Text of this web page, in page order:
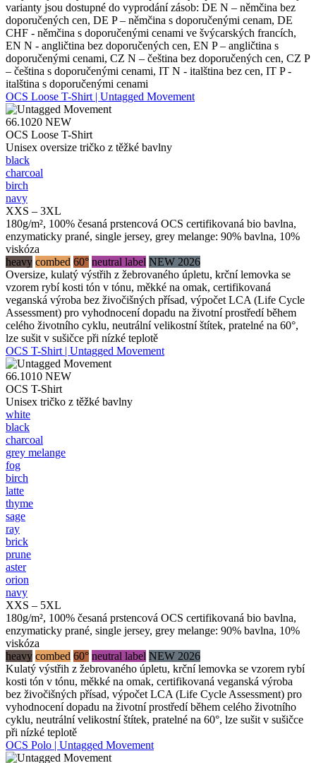
varianty jsou dostupné do vyprodání zásob: DE N – němčina bez
doporučených cen, DE P – němčina s doporučenými cenam, DE
CHF - němčina s doporučenými cenami ve švýcarských francích,
EN N - angličtina bez doporučených cen, EN P – angličtina s
doporučenými cenami, CZ N – čeština bez doporučených cen, CZ P
– čeština s doporučenými cenami, IT N - italština bez cen, IT P -
italština s doporučenými cenami
OCS Loose T-Shirt | Untagged Movement
66.1020 NEW
OCS Loose T-Shirt
Unisex oversize tričko z těžké bavlny
black
charcoal
birch
navy
XXS – 3XL
180g/m², 100% česaná prstencová OCS certifikovaná bio bavlna,
enzymaticky prané, single jersey, grey melange: 90% bavlna, 10%
viskóza
heavy combed 60° neutral label NEW 2026
Oversize, kulatý výstřih z žebrovaného úpletu, krční lemovka se
vzorem rybí kosti tón v tónu, měkké na omak, certifikovaná
veganská výroba bez živočišných přísad, výpočet LCA (Life Cycle
Assessment) pro vyhodnocení dopadu na životní prostředí během
celého životního cyklu, neutrální velikostní štítek, pratelné na 60°,
lze sušit v sušičce při nízké teplotě
OCS T-Shirt | Untagged Movement
66.1010 NEW
OCS T-Shirt
Unisex tričko z těžké bavlny
white
black
charcoal
grey melange
fog
birch
latte
thyme
sage
ray
brick
prune
aster
orion
navy
XXS – 5XL
180g/m², 100% česaná prstencová OCS certifikovaná bio bavlna,
enzymaticky prané, single jersey, grey melange: 90% bavlna, 10%
viskóza
heavy combed 60° neutral label NEW 2026
Kulatý výstřih z žebrovaného úpletu, krční lemovka se vzorem rybí
kosti tón v tónu, měkké na omak, certifikovaná veganská výroba
bez živočišných přísad, výpočet LCA (Life Cycle Assessment) pro
vyhodnocení dopadu na životní prostředí během celého životního
cyklu, neutrální velikostní štítek, pratelné na 60°, lze sušit v sušičce
při nízké teplotě
OCS Polo | Untagged Movement